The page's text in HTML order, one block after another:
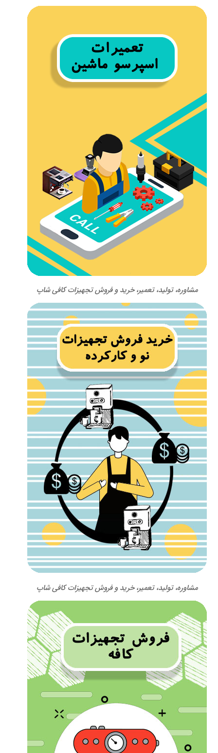
مشاوره، تولید، تعمیر، خرید و فروش تجهیزات کافی شاپ
مشاوره، تولید، تعمیر، خرید و فروش تجهیزات کافی شاپ